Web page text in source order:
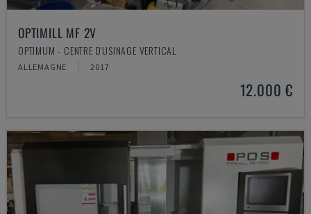
OPTIMILL MF 2V
OPTIMUM - CENTRE D'USINAGE VERTICAL
ALLEMAGNE 2017
12.000 €